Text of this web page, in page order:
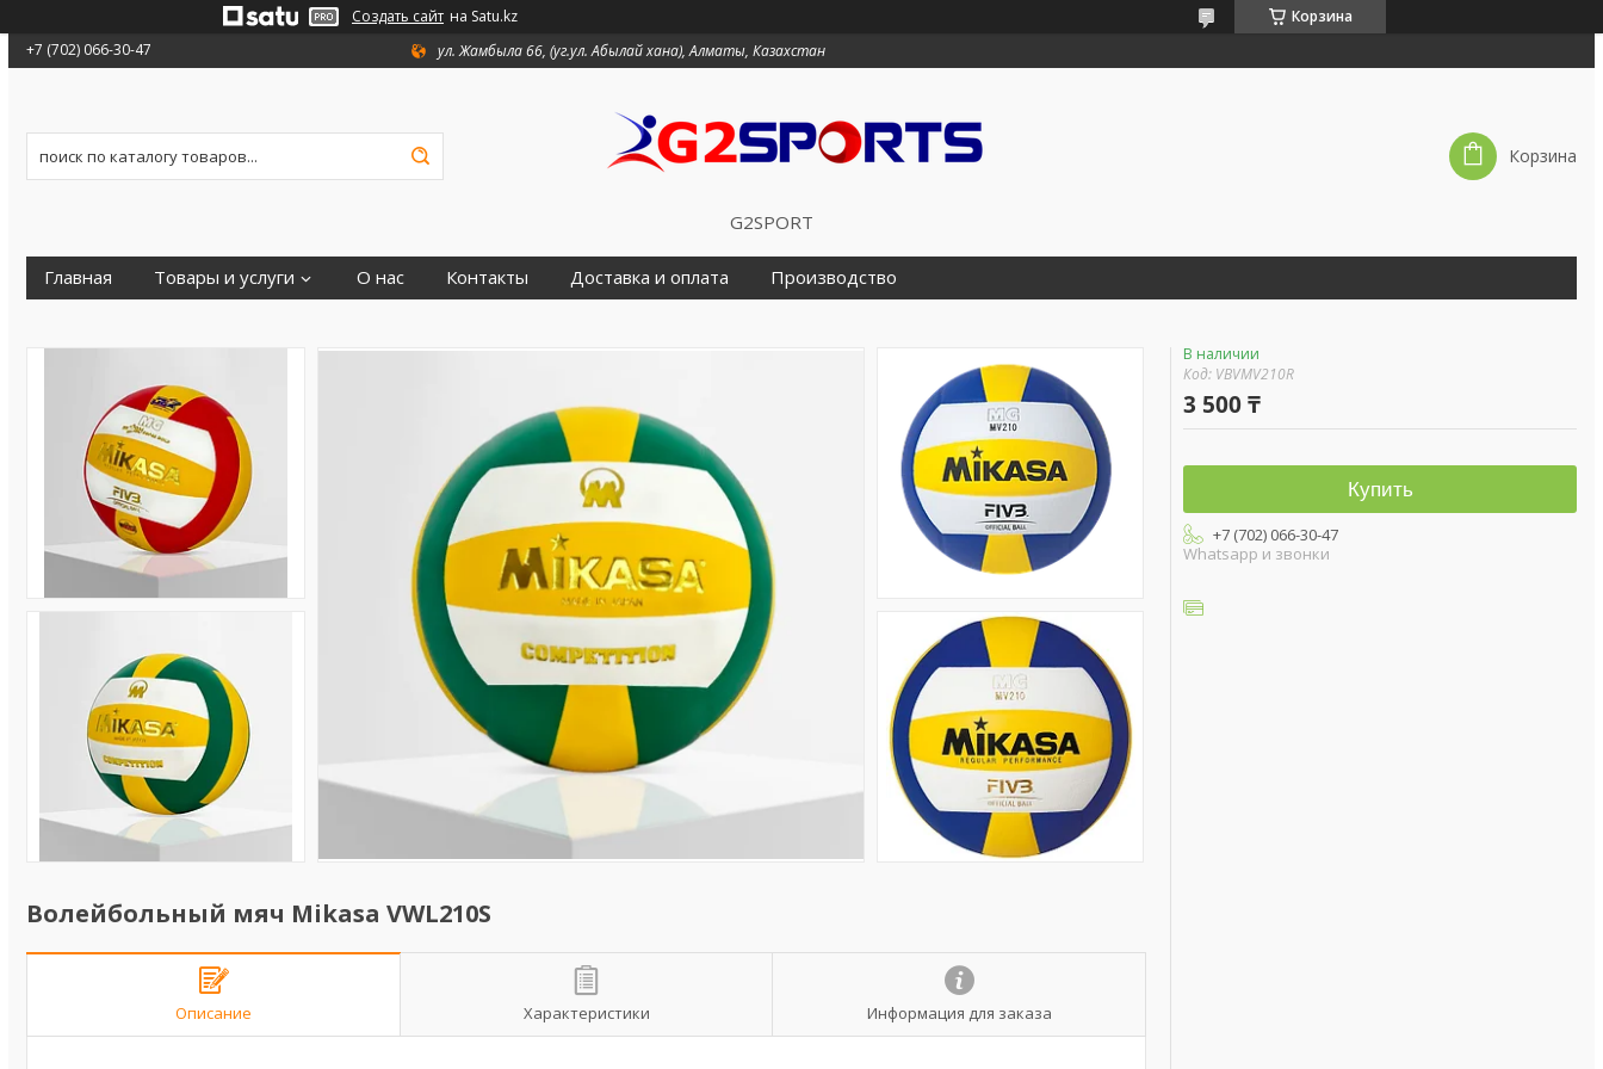
Создать сайт на Satu.kz
Корзина
+7 (702) 066-30-47
ул. Жамбыла 66, (уг.ул. Абылай хана), Алматы, Казахстан
G2SPORT
Корзина
Главная Товары и услуги О нас Контакты Доставка и оплата Производство
Волейбольный мяч Mikasa VWL210S
Описание Характеристики Информация для заказа
В наличии
Код: VBVMV210R
3 500 ₸
Купить
+7 (702) 066-30-47
Whatsapp и звонки